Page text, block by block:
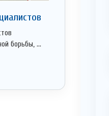
борьбы, ...